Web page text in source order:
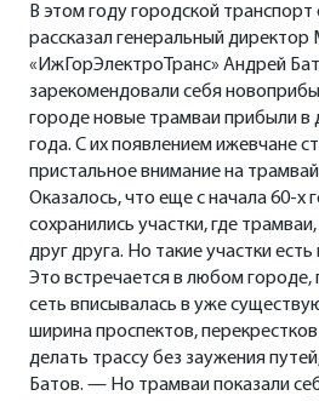
В этом году городской транспорт
рассказал генеральный директор
«ИжГорЭлектроТранс» Андрей
зарекомендовали себя
городе новые трамваи прибыли в
года. С их появлением ижевчане
пристальное внимание на
Оказалось, что еще с начала 60-х
сохранились участки, где
друг друга. Но такие участки
Это встречается в любом городе,
сеть вписывалась в уже
ширина проспектов,
делать трассу без заужения
Батов. — Но трамваи показали